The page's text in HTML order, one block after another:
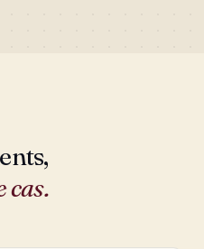
cas.